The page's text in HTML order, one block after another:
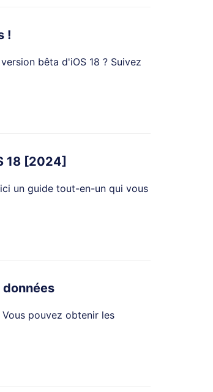
!
bêta d'iOS 18 ? Suivez
18 [2024]
un guide tout-en-un qui vous
données
pouvez obtenir les